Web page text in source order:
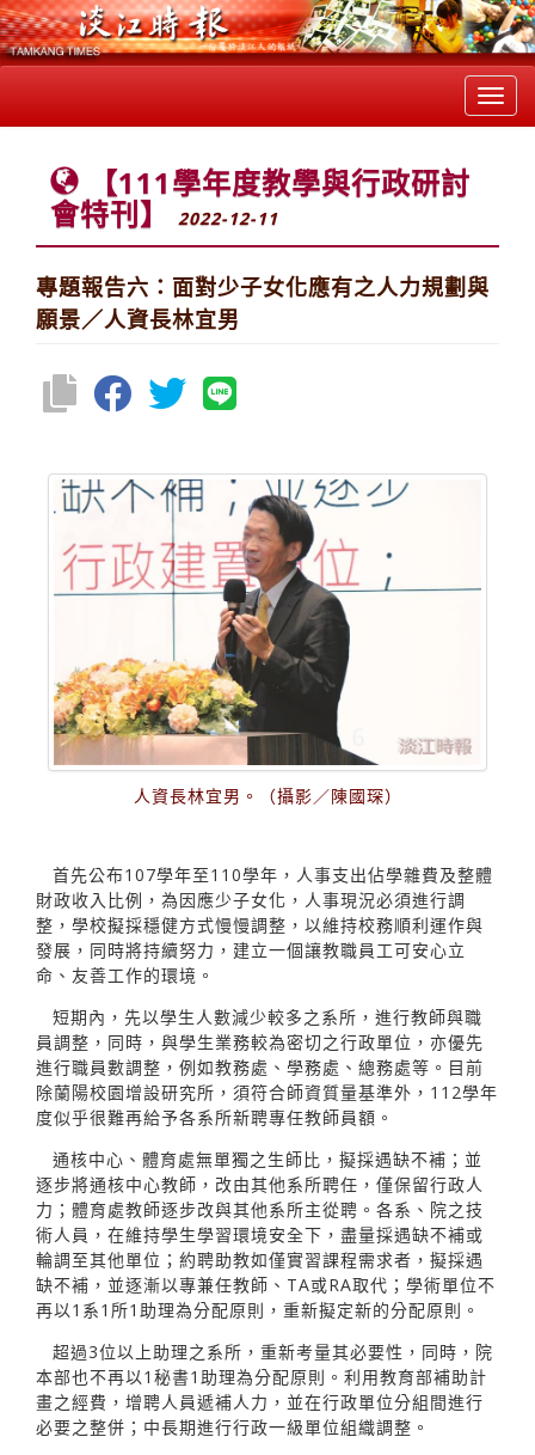
【111學年度教學與行政研討
會特刊】 2022-12-11
專題報告六：面對少子女化應有之人力規劃與
願景／人資長林宜男
人資長林宜男。（攝影／陳國琛）
首先公布107學年至110學年，人事支出佔學雜費及整體
財政收入比例，為因應少子女化，人事現況必須進行調
整，學校擬採穩健方式慢慢調整，以維持校務順利運作與
發展，同時將持續努力，建立一個讓教職員工可安心立
命、友善工作的環境。
短期內，先以學生人數減少較多之系所，進行教師與職
員調整，同時，與學生業務較為密切之行政單位，亦優先
進行職員數調整，例如教務處、學務處、總務處等。目前
除蘭陽校園增設研究所，須符合師資質量基準外，112學年
度似乎很難再給予各系所新聘專任教師員額。
通核中心、體育處無單獨之生師比，擬採遇缺不補；並
逐步將通核中心教師，改由其他系所聘任，僅保留行政人
力；體育處教師逐步改與其他系所主從聘。各系、院之技
術人員，在維持學生學習環境安全下，盡量採遇缺不補或
輪調至其他單位；約聘助教如僅實習課程需求者，擬採遇
缺不補，並逐漸以專兼任教師、TA或RA取代；學術單位不
再以1系1所1助理為分配原則，重新擬定新的分配原則。
超過3位以上助理之系所，重新考量其必要性，同時，院
本部也不再以1秘書1助理為分配原則。利用教育部補助計
畫之經費，增聘人員遞補人力，並在行政單位分組間進行
必要之整併；中長期進行行政一級單位組織調整。